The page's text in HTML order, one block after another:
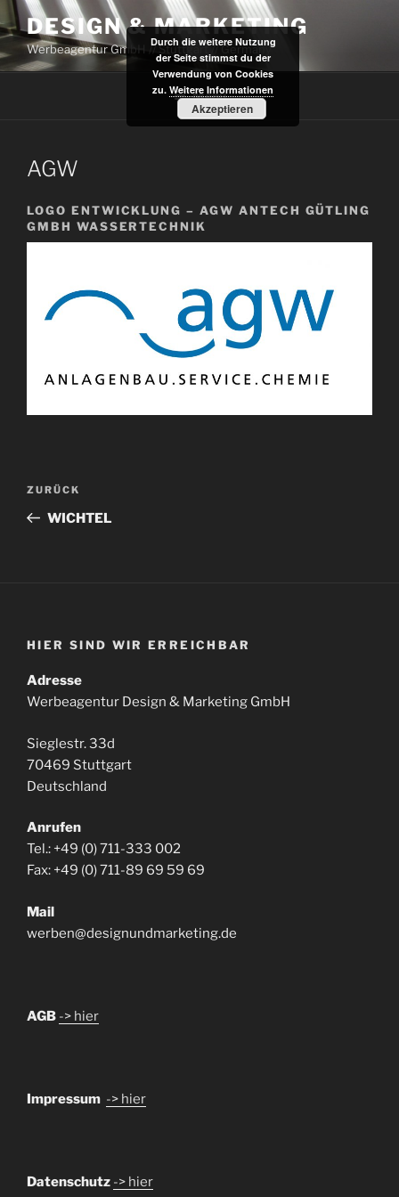
Zum
Inhalt
springen
DESIGN & MARKETING
Werbeagentur GmbH // Stuttgart // Germany
Menü
AGW
LOGO ENTWICKLUNG – AGW ANTECH GÜTLING
GMBH WASSERTECHNIK
Beitragsnavigation
Vorheriger
Beitrag
ZURÜCK
WICHTEL
HIER SIND WIR ERREICHBAR
Adresse
Werbeagentur Design & Marketing GmbH
Sieglestr. 33d
70469 Stuttgart
Deutschland
Anrufen
Tel.: +49 (0) 711-333 002
Fax: +49 (0) 711-89 69 59 69
Mail
werben@designundmarketing.de
AGB -> hier
Impressum -> hier
Datenschutz -> hier
Durch die weitere Nutzung
der Seite stimmst du der
Verwendung von Cookies
zu. Weitere Informationen
Akzeptieren